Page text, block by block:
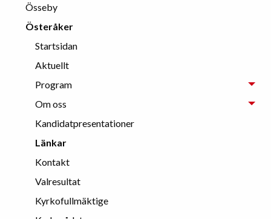
Össeby
Österåker
Startsidan
Aktuellt
Program
Om oss
Kandidatpresentationer
Länkar
Kontakt
Valresultat
Kyrkofullmäktige